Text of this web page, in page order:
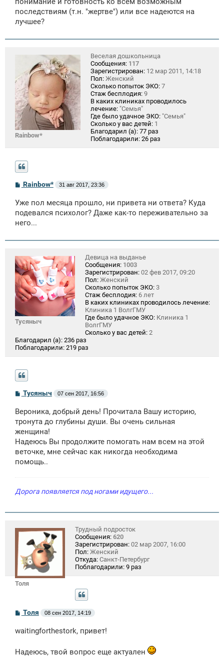
последствиям (т.н. "жертве") или все надеются на
лучшее?
Rainbow*
Веселая дошкольница
Сообщения: 117
Зарегистрирован: 12 мар 2011, 14:18
Пол: Женский
Сколько попыток ЭКО: 7
Стаж бесплодия: 9
В каких клиниках проводилось
лечение: "Семья"
Где было удачное ЭКО: "Семья"
Сколько у вас детей: 1
Благодарил (а): 77 раз
Поблагодарили: 26 раз
С
б
щ
е
н
е
Rainbow* 31 авг 2017, 23:36
Уже пол месяца прошло, ни привета ни ответа? Куда
подевался психолог? Даже как-то переживательно за
него...
Тусяныч
Девица на выданье
Сообщения: 1003
Зарегистрирован: 02 фев 2017, 09:20
Пол: Женский
Сколько попыток ЭКО: 3
Стаж бесплодия: 6 лет
В каких клиниках проводилось лечение:
Клиника 1 ВолгГМУ
Где было удачное ЭКО: Клиника 1
ВолгГМУ
Сколько у вас детей: 2
Благодарил (а): 236 раз
Поблагодарили: 219 раз
С
б
щ
н
и
Тусяныч 07 сен 2017, 16:56
Вероника, добрый день! Прочитала Вашу историю,
тронута до глубины души. Вы очень сильная
женщина!
Надеюсь Вы продолжите помогать нам всем на этой
веточке, мне сейчас как никогда необходима
помощь..
Дорога появляется под ногами идущего...
Толя
Трудный подросток
Сообщения: 620
Зарегистрирован: 02 мар 2007, 16:00
Пол: Женский
Откуда: Санкт-Петербург
Поблагодарили: 9 раз
С
б
н
Толя 08 сен 2017, 14:19
waitingforthestork, привет!
Надеюсь, твой вопрос еще актуален